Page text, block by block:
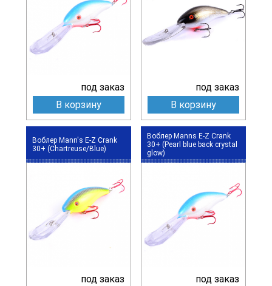
под заказ
В корзину
под заказ
В корзину
Воблер Mann's E-Z Crank
30+ (Chartreuse/Blue)
под заказ
Воблер Manns E-Z Crank
30+ (Pearl blue back crystal
glow)
под заказ